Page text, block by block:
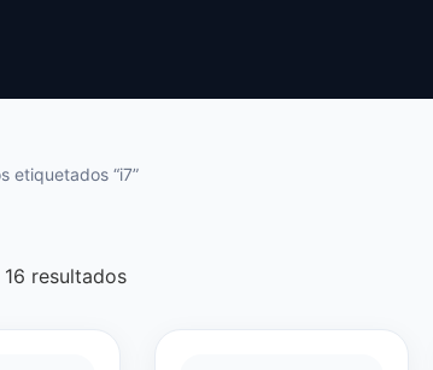
etiquetados “i7”
resultados